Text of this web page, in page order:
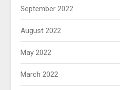
September 2022
August 2022
May 2022
March 2022